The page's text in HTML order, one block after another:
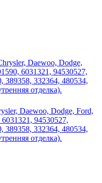
Daewoo, Dodge, Ford,
94530527,
389358, 332364, 480534,
отделка).